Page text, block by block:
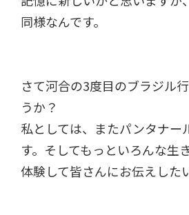
同様なんです。
さて河合の3度目のブラジル
うか？
私としては、またパンタナー
す。そしてもっといろんな生
体験して皆さんにお伝えした